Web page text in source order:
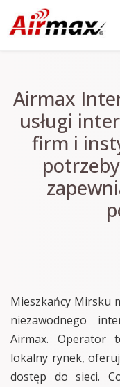
Airmax
usługi
firm i
Mieszkańcy Mirsku
niezawodnego
Airmax. Operator
lokalny rynek,
dostęp do sieci.